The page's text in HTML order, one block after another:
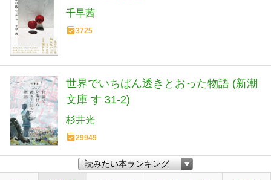
千早茜
3725
世界でいちばん透きとおった物語 (新潮
文庫 す 31-2)
杉井光
29949